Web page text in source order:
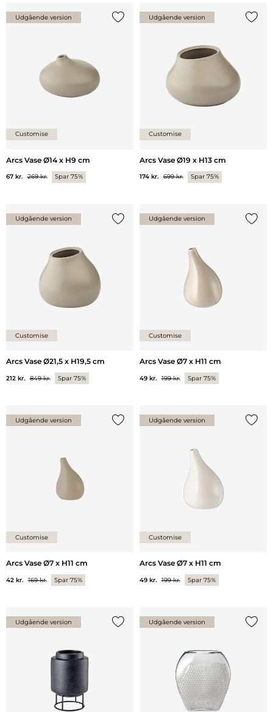
Udgående version
Customise
Arcs Vase Ø14 x H9 cm
67 kr. 269 kr. Spar 75%
Udgående version
Customise
Arcs Vase Ø19 x H13 cm
174 kr. 699 kr. Spar 75%
Udgående version
Customise
Arcs Vase Ø21,5 x H19,5 cm
212 kr. 849 kr. Spar 75%
Udgående version
Customise
Arcs Vase Ø7 x H11 cm
49 kr. 199 kr. Spar 75%
Udgående version
Customise
Arcs Vase Ø7 x H11 cm
42 kr. 169 kr. Spar 75%
Udgående version
Customise
Arcs Vase Ø7 x H11 cm
49 kr. 199 kr. Spar 75%
Udgående version Udgående version